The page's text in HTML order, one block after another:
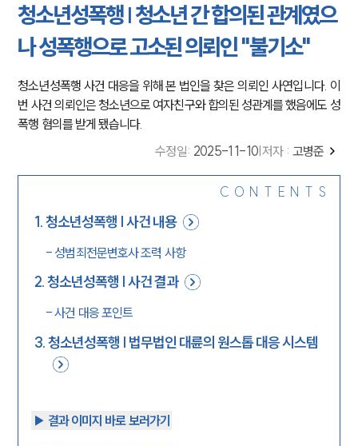
청소년성폭행 | 청소년 간 합의된 관계였으
나 성폭행으로 고소된 의뢰인 "불기소"
청소년성폭행 사건 대응을 위해 본 법인을 찾은 의뢰인 사연입니다. 이
번 사건 의뢰인은 청소년으로 여자친구와 합의된 성관계를 했음에도 성
폭행 혐의를 받게 됐습니다.
수정일: 2025-11-10 저자 : 고병준
CONTENTS
1.청소년성폭행 | 사건 내용
- 성범죄전문변호사 조력 사항
2.청소년성폭행 | 사건 결과
-사건 대응 포인트
3.청소년성폭행 | 법무법인 대륜의 원스톱 대응 시스템
▶︎ 결과 이미지 바로 보러가기